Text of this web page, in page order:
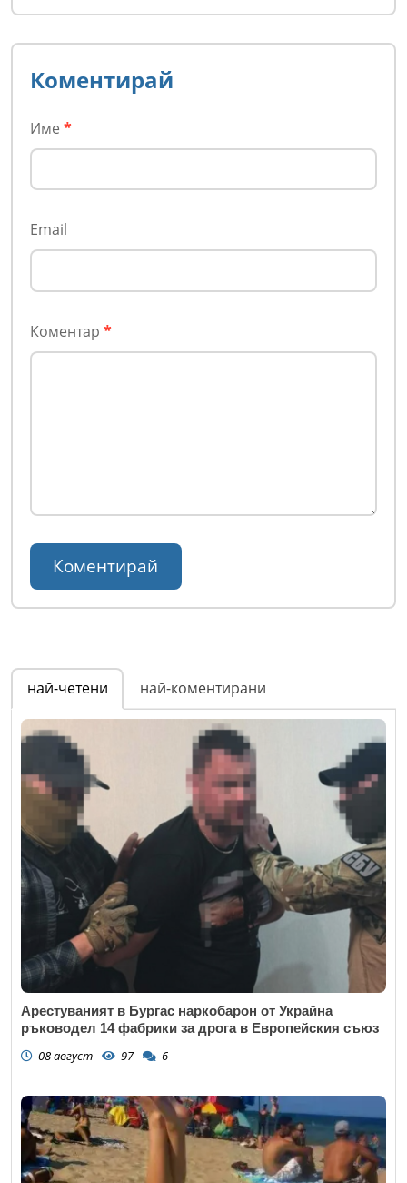
Коментирай
Име *
Email
Коментар *
най-четени най-коментирани
Арестуваният в Бургас наркобарон от Украйна
ръководел 14 фабрики за дрога в Европейския съюз
08 август 97 6